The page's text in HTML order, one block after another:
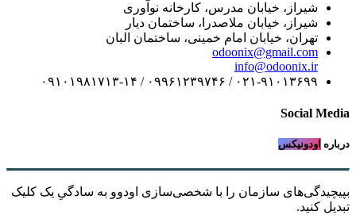
شیراز، خیابان مدرس، کارخانه نوآوری
شیراز، خیابان ملاصدرا، ساختمان دیار
تهران، خیابان امام خمینی، ساختمان البان
odoonix@gmail.com
info@odoonix.ir
۰۲۱-۹۱۰۱۳۶۹۹ / ۰۹۹۶۱۲۳۹۷۴۶ / ۰۹۱۰۱۹۸۱۷۱۳-۱۴
Social Media
درباره اودونیکس
بپیچیدگی‌های سازمان را با شخصی‌سازی اودوو به سادگیِ یک کلیک
تبدیل کنید.